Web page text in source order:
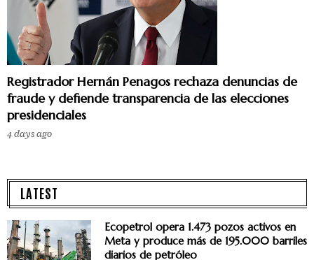
Registrador Hernán Penagos rechaza denuncias de
fraude y defiende transparencia de las elecciones
presidenciales
4 days ago
LATEST
Ecopetrol opera 1.473 pozos activos en
Meta y produce más de 195.000 barriles
diarios de petróleo